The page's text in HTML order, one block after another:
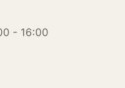
- 16:00